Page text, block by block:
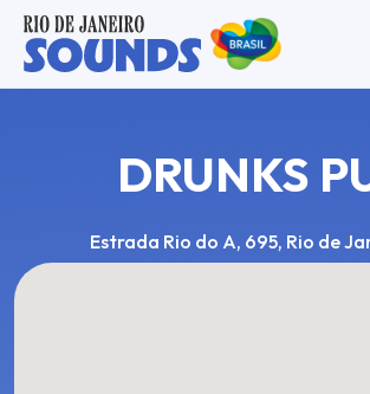
DRUNKS
Estrada Rio do A, 695, Rio de